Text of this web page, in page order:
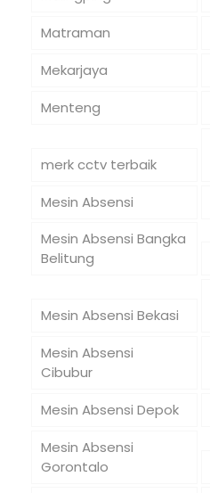
Matraman
Mekarjaya
Menteng
merk cctv terbaik
Mesin Absensi
Mesin Absensi Bangka
Belitung
Mesin Absensi Bekasi
Mesin Absensi
Cibubur
Mesin Absensi Depok
Mesin Absensi
Gorontalo